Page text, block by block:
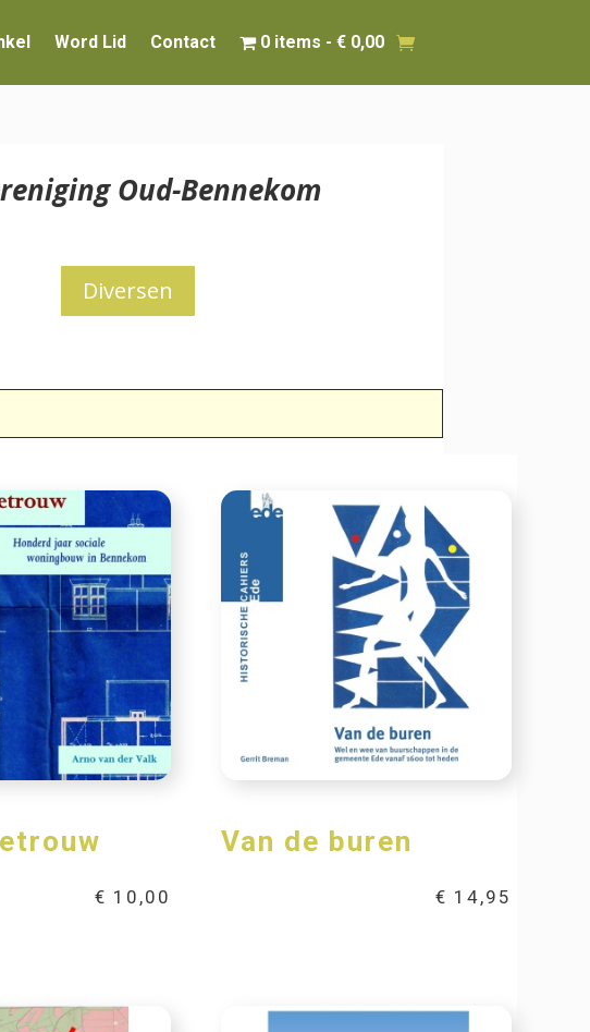
Word Lid Contact 0 items € 0,00
Oud-Bennekom
Diversen
€ 10,00
Van de buren
€ 14,95